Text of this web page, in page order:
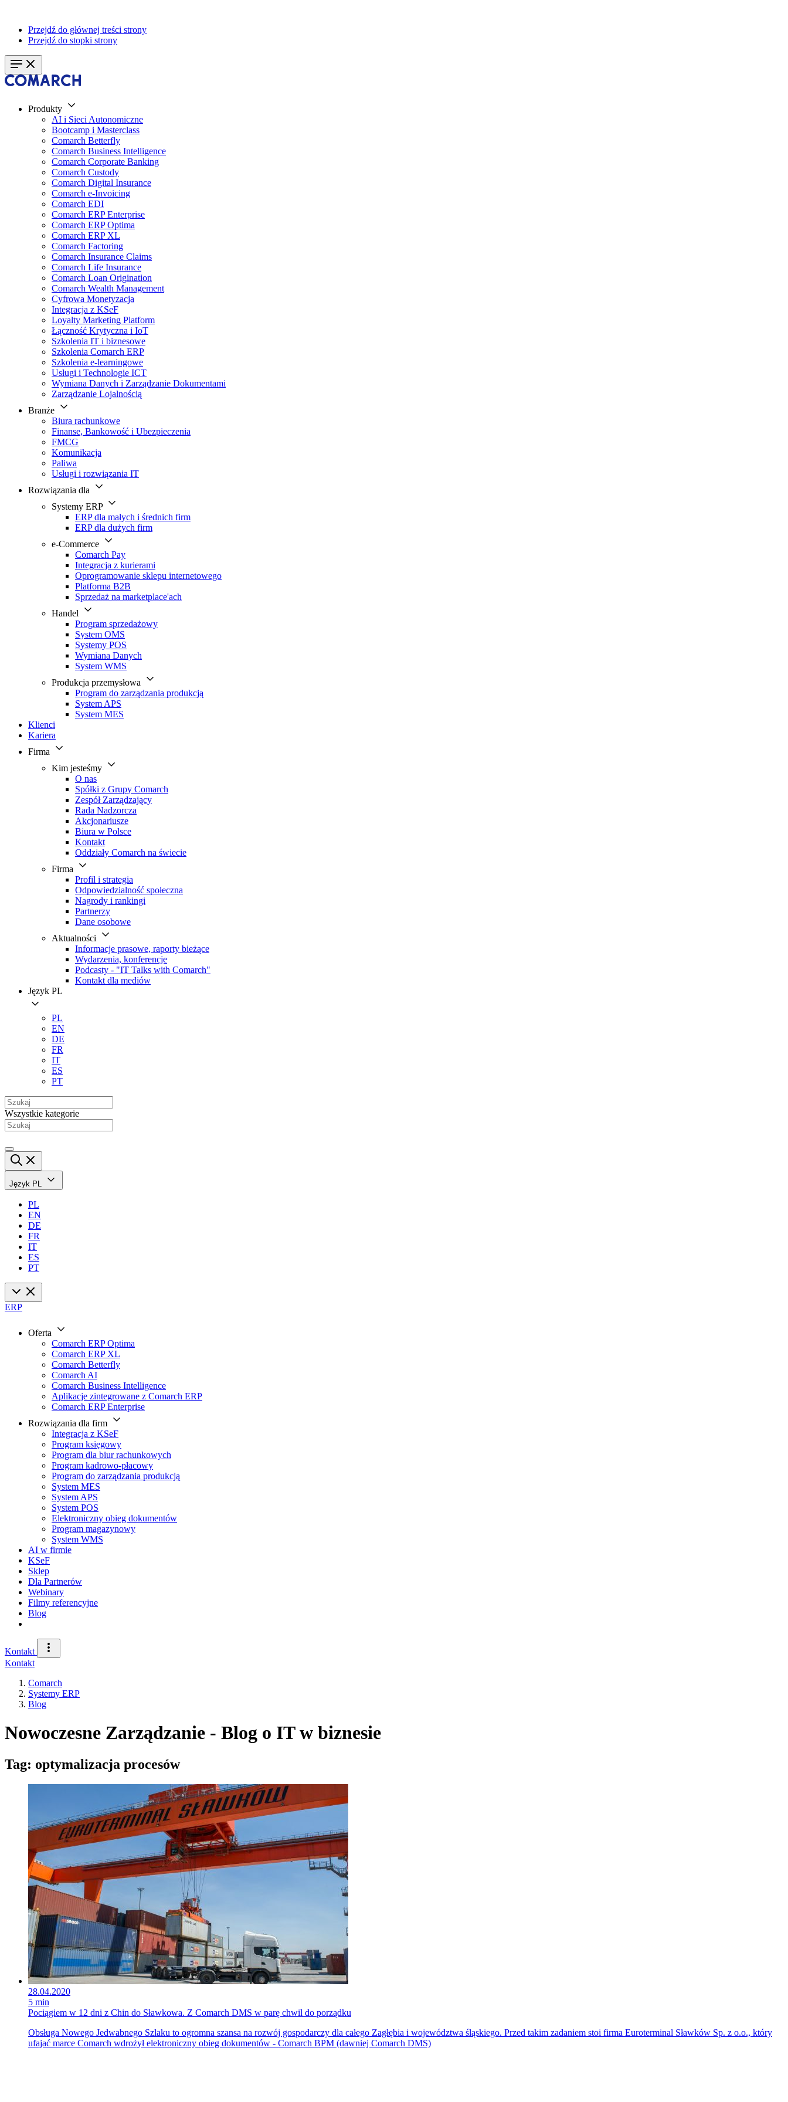
Przejdź do głównej treści strony
Przejdź do stopki strony
Produkty
AI i Sieci Autonomiczne
Bootcamp i Masterclass
Comarch Betterfly
Comarch Business Intelligence
Comarch Corporate Banking
Comarch Custody
Comarch Digital Insurance
Comarch e-Invoicing
Comarch EDI
Comarch ERP Enterprise
Comarch ERP Optima
Comarch ERP XL
Comarch Factoring
Comarch Insurance Claims
Comarch Life Insurance
Comarch Loan Origination
Comarch Wealth Management
Cyfrowa Monetyzacja
Integracja z KSeF
Loyalty Marketing Platform
Łączność Krytyczna i IoT
Szkolenia IT i biznesowe
Szkolenia Comarch ERP
Szkolenia e-learningowe
Usługi i Technologie ICT
Wymiana Danych i Zarządzanie Dokumentami
Zarządzanie Lojalnością
Branże
Biura rachunkowe
Finanse, Bankowość i Ubezpieczenia
FMCG
Komunikacja
Paliwa
Usługi i rozwiązania IT
Rozwiązania dla
Systemy ERP
ERP dla małych i średnich firm
ERP dla dużych firm
e-Commerce
Comarch Pay
Integracja z kurierami
Oprogramowanie sklepu internetowego
Platforma B2B
Sprzedaż na marketplace'ach
Handel
Program sprzedażowy
System OMS
Systemy POS
Wymiana Danych
System WMS
Produkcja przemysłowa
Program do zarządzania produkcją
System APS
System MES
Klienci
Kariera
Firma
Kim jesteśmy
O nas
Spółki z Grupy Comarch
Zespół Zarządzający
Rada Nadzorcza
Akcjonariusze
Biura w Polsce
Kontakt
Oddziały Comarch na świecie
Firma
Profil i strategia
Odpowiedzialność społeczna
Nagrody i rankingi
Partnerzy
Dane osobowe
Aktualności
Informacje prasowe, raporty bieżące
Wydarzenia, konferencje
Podcasty - "IT Talks with Comarch"
Kontakt dla mediów
Język PL
PL
EN
DE
FR
IT
ES
PT
Wszystkie kategorie
Język PL
PL
EN
DE
FR
IT
ES
PT
ERP
Oferta
Comarch ERP Optima
Comarch ERP XL
Comarch Betterfly
Comarch AI
Comarch Business Intelligence
Aplikacje zintegrowane z Comarch ERP
Comarch ERP Enterprise
Rozwiązania dla firm
Integracja z KSeF
Program księgowy
Program dla biur rachunkowych
Program kadrowo-płacowy
Program do zarządzania produkcją
System MES
System APS
System POS
Elektroniczny obieg dokumentów
Program magazynowy
System WMS
AI w firmie
KSeF
Sklep
Dla Partnerów
Webinary
Filmy referencyjne
Blog
Kontakt
Kontakt
Comarch
Systemy ERP
Blog
Nowoczesne Zarządzanie - Blog o IT w biznesie
Tag: optymalizacja procesów
28.04.2020
5 min
Pociągiem w 12 dni z Chin do Sławkowa. Z Comarch DMS w parę chwil do porządku
Obsługa Nowego Jedwabnego Szlaku to ogromna szansa na rozwój gospodarczy dla całego Zagłębia i województwa śląskiego. Przed takim zadaniem stoi firma Euroterminal Sławków Sp. z o.o., który
ufajać marce Comarch wdrożył elektroniczny obieg dokumentów - Comarch BPM (dawniej Comarch DMS)